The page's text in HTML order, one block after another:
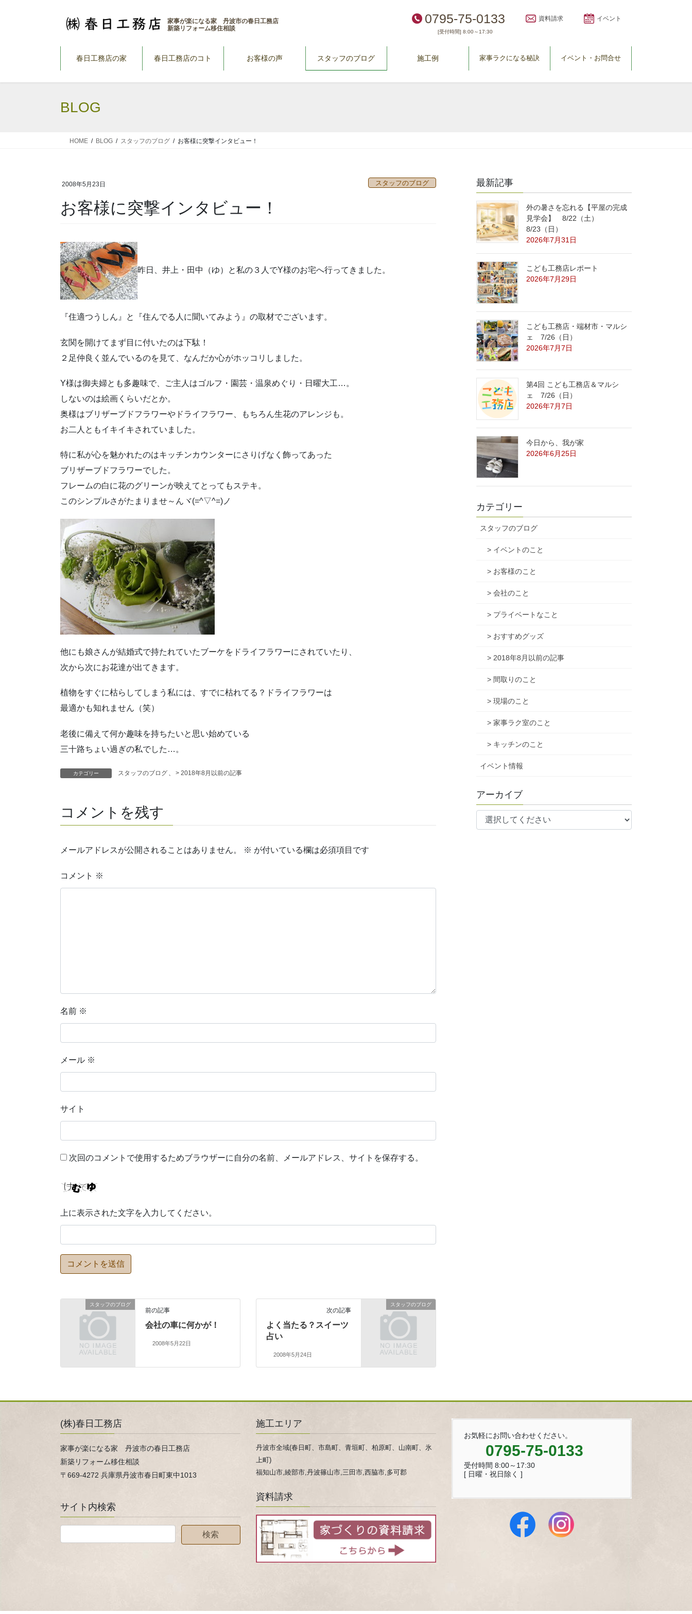
家事が楽になる家 丹波市の春日工務店
新築リフォーム移住相談
0795-75-0133
[受付時間] 8:00～17:30
資料請求 イベント
春日工務店の家 春日工務店のコト お客様の声 スタッフのブログ 施工例 家事ラクになる秘訣 イベント・お問合せ
BLOG
HOME BLOG スタッフのブログ お客様に突撃インタビュー！
2008年5月23日 スタッフのブログ
お客様に突撃インタビュー！
昨日、井上・田中（ゆ）と私の３人でY様のお宅へ行ってきました。
『住適つうしん』と『住んでる人に聞いてみよう』の取材でございます。
玄関を開けてまず目に付いたのは下駄！
２足仲良く並んでいるのを見て、なんだか心がホッコリしました。
Y様は御夫婦とも多趣味で、ご主人はゴルフ・園芸・温泉めぐり・日曜大工…。
しないのは絵画くらいだとか。
奥様はブリザーブドフラワーやドライフラワー、もちろん生花のアレンジも。
お二人ともイキイキされていました。
特に私が心を魅かれたのはキッチンカウンターにさりげなく飾ってあった
ブリザーブドフラワーでした。
フレームの白に花のグリーンが映えてとってもステキ。
このシンプルさがたまりませ～んヾ(=^▽^=)ノ
他にも娘さんが結婚式で持たれていたブーケをドライフラワーにされていたり、
次から次にお花達が出てきます。
植物をすぐに枯らしてしまう私には、すでに枯れてる？ドライフラワーは
最適かも知れません（笑）
老後に備えて何か趣味を持ちたいと思い始めている
三十路ちょい過ぎの私でした…。
カテゴリー スタッフのブログ 、 > 2018年8月以前の記事
コメントを残す
メールアドレスが公開されることはありません。 ※ が付いている欄は必須項目です
コメント ※
名前 ※
メール ※
サイト
次回のコメントで使用するためブラウザーに自分の名前、メールアドレス、サイトを保存する。
上に表示された文字を入力してください。
スタッフのブログ
前の記事
会社の車に何かが！
2008年5月22日
スタッフのブログ
次の記事
よく当たる？スイーツ
占い
2008年5月24日
最新記事
外の暑さを忘れる【平屋の完成
見学会】 8/22（土）
8/23（日）
2026年7月31日
こども工務店レポート
2026年7月29日
こども工務店・端材市・マルシ
ェ 7/26（日）
2026年7月7日
第4回 こども工務店＆マルシ
ェ 7/26（日）
2026年7月7日
今日から、我が家
2026年6月25日
カテゴリー
スタッフのブログ
> イベントのこと
> お客様のこと
> 会社のこと
> プライベートなこと
> おすすめグッズ
> 2018年8月以前の記事
> 間取りのこと
> 現場のこと
> 家事ラク室のこと
> キッチンのこと
イベント情報
アーカイブ
(株)春日工務店
家事が楽になる家 丹波市の春日工務店
新築リフォーム移住相談
〒669-4272 兵庫県丹波市春日町東中1013
サイト内検索
施工エリア
丹波市全域(春日町、市島町、青垣町、柏原町、山南町、氷
上町)
福知山市,綾部市,丹波篠山市,三田市,西脇市,多可郡
資料請求
お気軽にお問い合わせください。
0795-75-0133
受付時間 8:00～17:30
[ 日曜・祝日除く ]